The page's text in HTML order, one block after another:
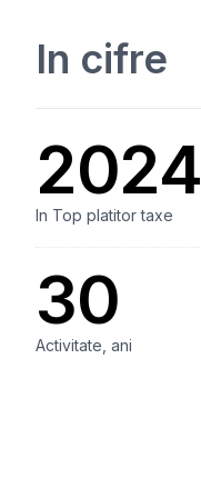
In cifre
In Top platitor taxe
2024
Activitate, ani
30